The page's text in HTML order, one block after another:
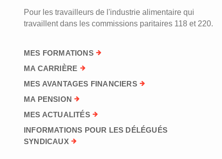
Pour les travailleurs de l'industrie alimentaire qui
travaillent dans les commissions paritaires 118 et 220.
MES FORMATIONS
MA CARRIÈRE
MES AVANTAGES FINANCIERS
MA PENSION
MES ACTUALITÉS
INFORMATIONS POUR LES DÉLÉGUÉS
SYNDICAUX